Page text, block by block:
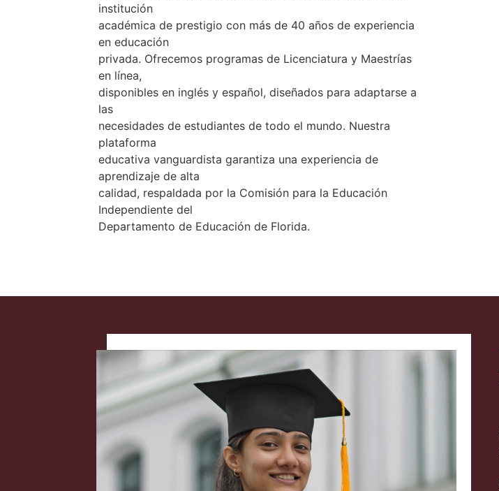
institución
académica de prestigio con más de 40 años de experiencia
en educación
privada. Ofrecemos programas de Licenciatura y Maestrías
en línea,
disponibles en inglés y español, diseñados para adaptarse a
las
necesidades de estudiantes de todo el mundo. Nuestra
plataforma
educativa vanguardista garantiza una experiencia de
aprendizaje de alta
calidad, respaldada por la Comisión para la Educación
Independiente del
Departamento de Educación de Florida.